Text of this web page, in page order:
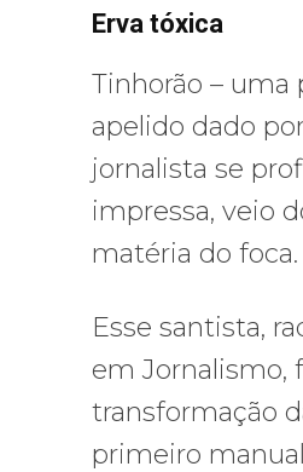
Erva tóxica
Tinhorão – uma
apelido dado
jornalista se
impressa, veio
matéria do foca.
Esse santista,
em Jornalismo,
transformação
primeiro